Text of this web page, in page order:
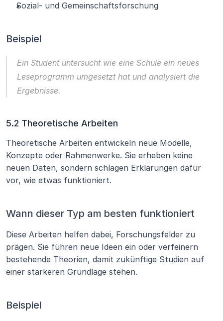
Sozial- und Gemeinschaftsforschung
Beispiel
Ein Student untersucht wie eine Schule ein neues
Leseprogramm umgesetzt hat und analysiert die
Ergebnisse.
5.2 Theoretische Arbeiten
Theoretische Arbeiten entwickeln neue Modelle,
Konzepte oder Rahmenwerke. Sie erheben keine
neuen Daten, sondern schlagen Erklärungen dafür
vor, wie etwas funktioniert.
Wann dieser Typ am besten funktioniert
Diese Arbeiten helfen dabei, Forschungsfelder zu
prägen. Sie führen neue Ideen ein oder verfeinern
bestehende Theorien, damit zukünftige Studien auf
einer stärkeren Grundlage stehen.
Beispiel